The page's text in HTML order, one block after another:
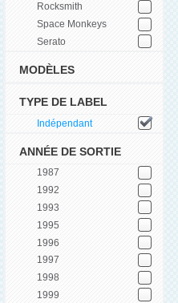
Rocksmith
Space Monkeys
Serato
MODÈLES
TYPE DE LABEL
Indépendant
ANNÉE DE SORTIE
1987
1992
1993
1995
1996
1997
1998
1999